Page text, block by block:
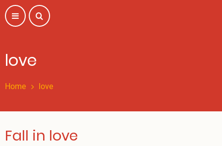
Skip
to
main
love
Home love
Fall in love